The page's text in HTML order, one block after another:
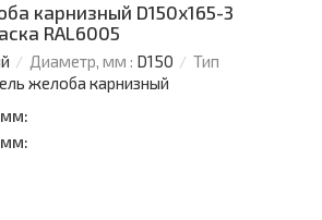
карнизный D150х165-3
RAL6005
Диаметр, мм : D150
Тип
желоба карнизный